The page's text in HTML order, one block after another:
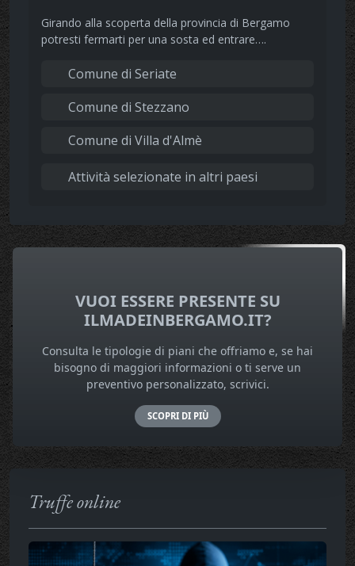
Girando alla scoperta della provincia di Bergamo
potresti fermarti per una sosta ed entrare….
Comune di Seriate
Comune di Stezzano
Comune di Villa d'Almè
Attività selezionate in altri paesi
VUOI ESSERE PRESENTE SU
ILMADEINBERGAMO.IT?
Consulta le tipologie di piani che offriamo e, se hai
bisogno di maggiori informazioni o ti serve un
preventivo personalizzato, scrivici.
SCOPRI DI PIÙ
Truffe online